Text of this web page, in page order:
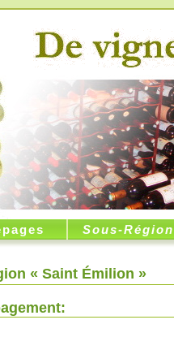
Sous-
« Saint Émilion »